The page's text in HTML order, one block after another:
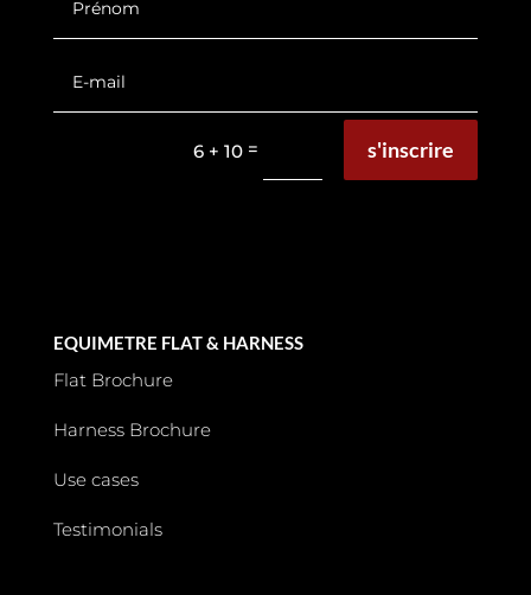
6 + 10 = s'inscrire
EQUIMETRE FLAT & HARNESS
Flat Brochure
Harness Brochure
Use cases
Testimonials